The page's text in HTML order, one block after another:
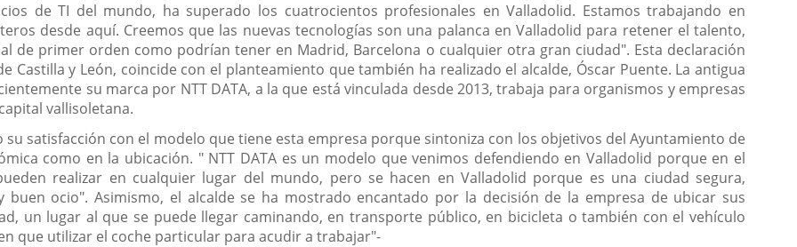
de TI del mundo, ha superado los cuatrocientos profesionales en Valladolid. Estamos trabajando en
desde aquí. Creemos que las nuevas tecnologías son una palanca en Valladolid para retener el talento,
de primer orden como podrían tener en Madrid, Barcelona o cualquier otra gran ciudad". Esta declaración
Castilla y León, coincide con el planteamiento que también ha realizado el alcalde, Óscar Puente. La antigua
su marca por NTT DATA, a la que está vinculada desde 2013, trabaja para organismos y empresas
vallisoletana.
su satisfacción con el modelo que tiene esta empresa porque sintoniza con los objetivos del Ayuntamiento de
como en la ubicación. " NTT DATA es un modelo que venimos defendiendo en Valladolid porque en el
realizar en cualquier lugar del mundo, pero se hacen en Valladolid porque es una ciudad segura,
buen ocio". Asimismo, el alcalde se ha mostrado encantado por la decisión de la empresa de ubicar sus
un lugar al que se puede llegar caminando, en transporte público, en bicicleta o también con el vehículo
que utilizar el coche particular para acudir a trabajar"-